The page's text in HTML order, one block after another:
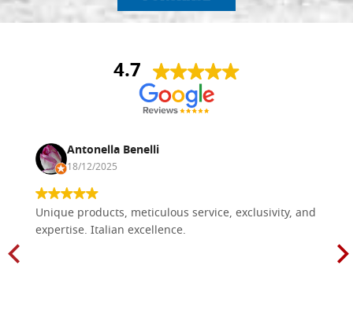
4.7
Antonella Benelli
18/12/2025
Unique products, meticulous service, exclusivity, and
expertise. Italian excellence.